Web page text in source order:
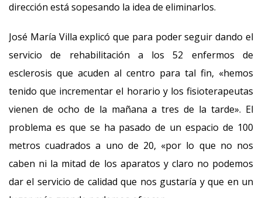
dirección está sopesando la idea de eliminarlos.
José María Villa explicó que para poder seguir dando el
servicio de rehabilitación a los 52 enfermos de
esclerosis que acuden al centro para tal fin, «hemos
tenido que incrementar el horario y los fisioterapeutas
vienen de ocho de la mañana a tres de la tarde». El
problema es que se ha pasado de un espacio de 100
metros cuadrados a uno de 20, «por lo que no nos
caben ni la mitad de los aparatos y claro no podemos
dar el servicio de calidad que nos gustaría y que en un